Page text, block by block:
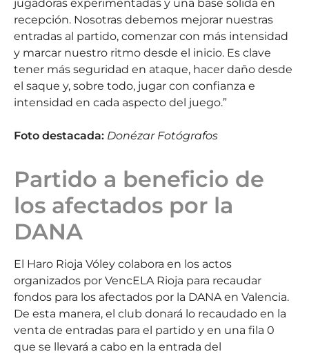
jugadoras experimentadas y una base sólida en
recepción. Nosotras debemos mejorar nuestras
entradas al partido, comenzar con más intensidad
y marcar nuestro ritmo desde el inicio. Es clave
tener más seguridad en ataque, hacer daño desde
el saque y, sobre todo, jugar con confianza e
intensidad en cada aspecto del juego.”
Foto destacada: Donézar Fotógrafos
Partido a beneficio de
los afectados por la
DANA
El Haro Rioja Vóley colabora en los actos
organizados por VencELA Rioja para recaudar
fondos para los afectados por la DANA en Valencia.
De esta manera, el club donará lo recaudado en la
venta de entradas para el partido y en una fila 0
que se llevará a cabo en la entrada del